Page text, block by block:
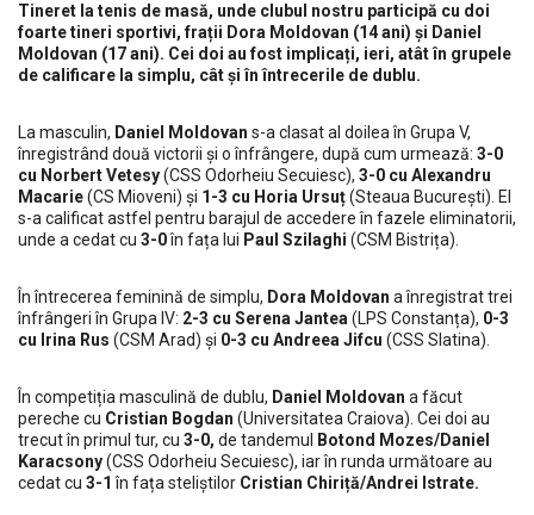
Tineret la tenis de masă, unde clubul nostru participă cu doi
foarte tineri sportivi, frații Dora Moldovan (14 ani) și Daniel
Moldovan (17 ani). Cei doi au fost implicați, ieri, atât în grupele
de calificare la simplu, cât și în întrecerile de dublu.
La masculin, Daniel Moldovan s-a clasat al doilea în Grupa V,
înregistrând două victorii și o înfrângere, după cum urmează: 3-0
cu Norbert Vetesy(CSS Odorheiu Secuiesc), 3-0 cu Alexandru
Macarie(CS Mioveni) și 1-3 cu Horia Ursuț(Steaua București). El
s-a calificat astfel pentru barajul de accedere în fazele eliminatorii,
unde a cedat cu 3-0în fața lui Paul Szilaghi (CSM Bistrița).
În întrecerea feminină de simplu, Dora Moldovan a înregistrat trei
înfrângeri în Grupa IV: 2-3 cu Serena Jantea (LPS Constanța), 0-3
cu Irina Rus (CSM Arad) și 0-3 cu Andreea Jifcu (CSS Slatina).
În competiția masculină de dublu, Daniel Moldovan a făcut
pereche cu Cristian Bogdan (Universitatea Craiova). Cei doi au
trecut în primul tur, cu 3-0, de tandemul
Botond Mozes/Daniel
Karacsony(CSS Odorheiu Secuiesc), iar în runda următoare au
cedat cu 3-1în fața steliștilor Cristian Chiriță/Andrei Istrate.